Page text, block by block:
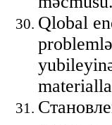
Qlobal